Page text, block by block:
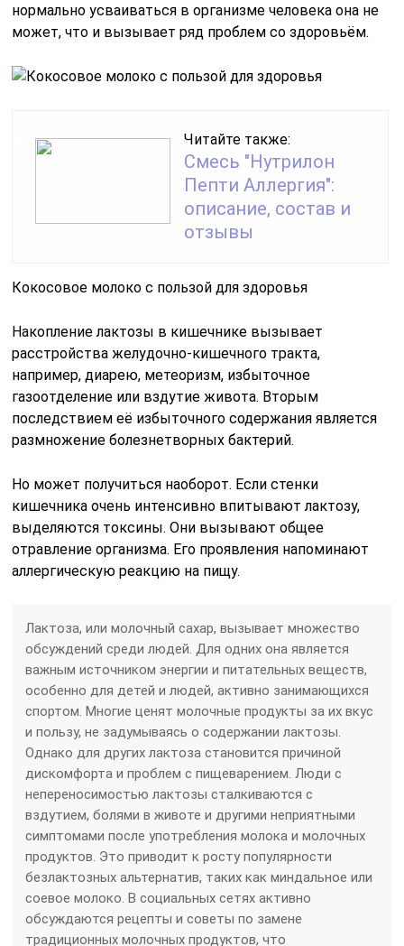
нормально усваиваться в организме человека она не
может, что и вызывает ряд проблем со здоровьём.
Читайте также:
Смесь "Нутрилон
Пепти Аллергия":
описание, состав и
отзывы
Кокосовое молоко с пользой для здоровья
Накопление лактозы в кишечнике вызывает
расстройства желудочно-кишечного тракта,
например, диарею, метеоризм, избыточное
газоотделение или вздутие живота. Вторым
последствием её избыточного содержания является
размножение болезнетворных бактерий.
Но может получиться наоборот. Если стенки
кишечника очень интенсивно впитывают лактозу,
выделяются токсины. Они вызывают общее
отравление организма. Его проявления напоминают
аллергическую реакцию на пищу.
Лактоза, или молочный сахар, вызывает множество
обсуждений среди людей. Для одних она является
важным источником энергии и питательных веществ,
особенно для детей и людей, активно занимающихся
спортом. Многие ценят молочные продукты за их вкус
и пользу, не задумываясь о содержании лактозы.
Однако для других лактоза становится причиной
дискомфорта и проблем с пищеварением. Люди с
непереносимостью лактозы сталкиваются с
вздутием, болями в животе и другими неприятными
симптомами после употребления молока и молочных
продуктов. Это приводит к росту популярности
безлактозных альтернатив, таких как миндальное или
соевое молоко. В социальных сетях активно
обсуждаются рецепты и советы по замене
традиционных молочных продуктов, что